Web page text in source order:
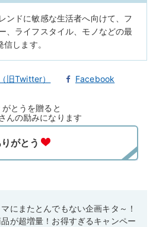
ンドに敏感な生活者へ向けて、フ
、ライフスタイル、モノなどの最
します。
旧Twitter） Facebook
がとうを贈ると
んの励みになります
にまたとんでもない企画キタ～！
品が超増量！お得すぎるキャンペー